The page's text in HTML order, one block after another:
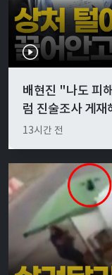
배현진 "나도 피
럼 진술조사 게재
13시간 전